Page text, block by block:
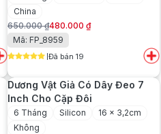
China
650.000₫
Giá
gốc
là:
650.000 ₫.
480.000 ₫
Giá
hiện
tại
là:
480.000 ₫.
Mã: FP_8959
Đã bán 19
Dương Vật Giả Có Dây Đeo 7
Inch Cho Cặp Đôi
6 Tháng Silicon
16 x 3,2cm
Không